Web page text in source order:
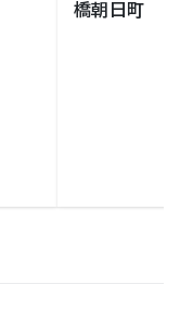
橋朝日町